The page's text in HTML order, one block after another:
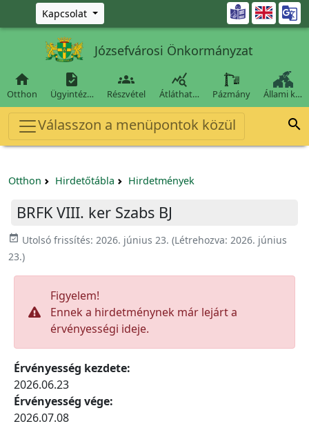
Ugrás a fő tartalomra
Kapcsolat 
Józsefvárosi Önkormányzat

Otthon

Ügyintéz…

Részvétel

Átláthat… Pázmány Állami k…
Válasszon a menüpontok közül 
Otthon Hirdetőtábla Hirdetmények
BRFK VIII. ker Szabs BJ
event_available Utolsó frissítés: 2026. június 23. (Létrehozva: 2026. június
23.)
Figyelem!
Ennek a hirdetménynek már lejárt a
érvényességi ideje.
Érvényesség kezdete:
2026.06.23
Érvényesség vége:
2026.07.08